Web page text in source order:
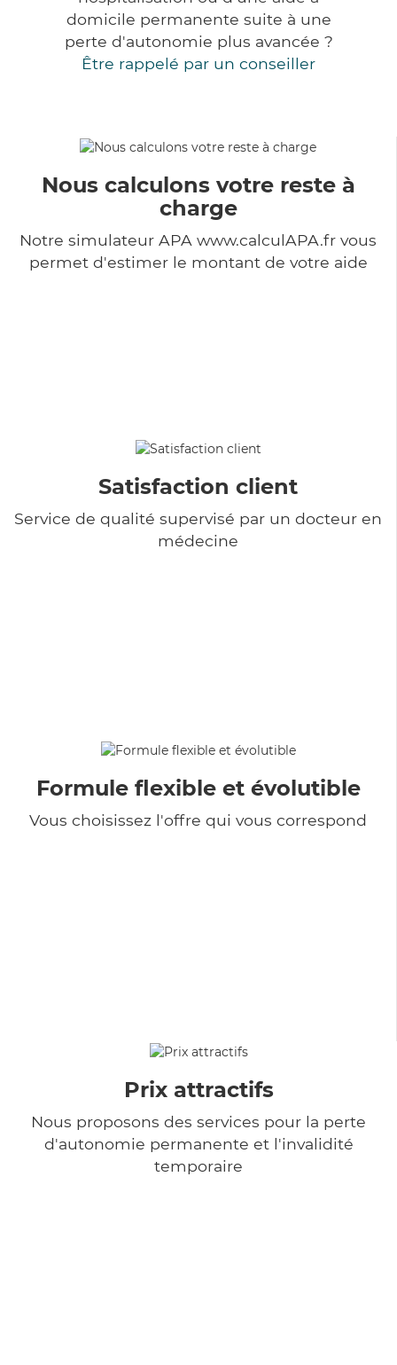
domicile permanente suite à une
perte d'autonomie plus avancée ?
Être rappelé par un conseiller
Nous calculons votre reste à
charge
Notre simulateur APA www.calculAPA.fr vous
permet d'estimer le montant de votre aide
Satisfaction client
Service de qualité supervisé par un docteur en
médecine
Formule flexible et évolutible
Vous choisissez l'offre qui vous correspond
Prix attractifs
Nous proposons des services pour la perte
d'autonomie permanente et l'invalidité
temporaire